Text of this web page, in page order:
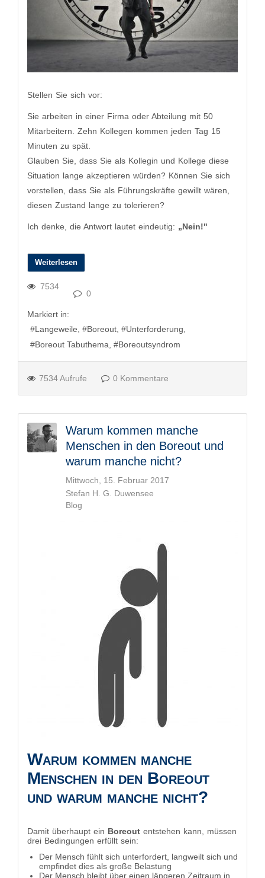
Stellen Sie sich vor:
Sie arbeiten in einer Firma oder Abteilung mit 50
Mitarbeitern. Zehn Kollegen kommen jeden Tag 15
Minuten zu spät.
Glauben Sie, dass Sie als Kollegin und Kollege diese
Situation lange akzeptieren würden? Können Sie sich
vorstellen, dass Sie als Führungskräfte gewillt wären,
diesen Zustand lange zu tolerieren?
Ich denke, die Antwort lautet eindeutig: „Nein!"
Weiterlesen
7534
0
Markiert in:
Langeweile
Boreout
Unterforderung
Boreout Tabuthema
Boreoutsyndrom
7534 Aufrufe 0 Kommentare
Warum kommen manche
Menschen in den Boreout und
warum manche nicht?
Mittwoch, 15. Februar 2017
Stefan H. G. Duwensee
Blog
​Warum kommen manche
Menschen in den Boreout
und warum manche nicht?
Damit überhaupt ein Boreout entstehen kann, müssen
drei Bedingungen erfüllt sein:
Der Mensch fühlt sich unterfordert, langweilt sich und
empfindet dies als große Belastung
Der Mensch bleibt über einen längeren Zeitraum in